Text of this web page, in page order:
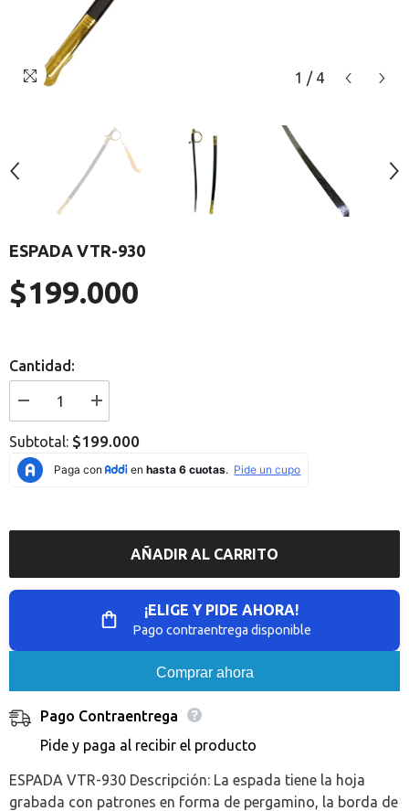
1 / 4
ESPADA VTR-930
Precio
regular
$199.000
Cantidad:
Error:
Missing
interpolation
value
&quot;producto&quot;
cantidad
I18n
Error:
Missing
interpolation
value
&quot;producto&quot;
cantidad
Subtotal: $199.000
AÑADIR AL CARRITO
¡ELIGE Y PIDE AHORA!
Pago contraentrega disponible
Comprar ahora
Pago Contraentrega
Pide y paga al recibir el producto
ESPADA VTR-930 Descripción: La espada tiene la hoja
grabada con patrones en forma de pergamino, la borda de